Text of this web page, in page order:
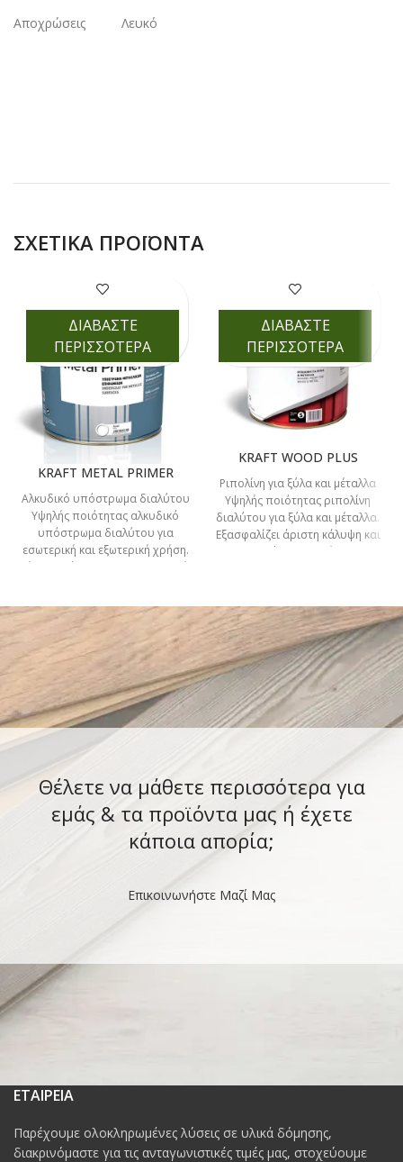
Αποχρώσεις Λευκό
ΣΧΕΤΙΚΆ ΠΡΟΪΌΝΤΑ
KRAFT METAL PRIMER
Αλκυδικό υπόστρωμα διαλύτου
Υψηλής ποιότητας αλκυδικό
υπόστρωμα διαλύτου για
εσωτερική και εξωτερική χρήση.
Είναι κατάλληλο για επαναβαφή
ΔΙΑΒΑΣΤΕ
ΠΕΡΙΣΣΟΤΕΡΑ
KRAFT WOOD PLUS
Ριπολίνη για ξύλα και μέταλλα
Υψηλής ποιότητας ριπολίνη
διαλύτου για ξύλα και μέταλλα.
Εξασφαλίζει άριστη κάλυψη και
λευκότητα και είναι
ΔΙΑΒΑΣΤΕ
ΠΕΡΙΣΣΟΤΕΡΑ
Θέλετε να μάθετε περισσότερα για
εμάς & τα προϊόντα μας ή έχετε
κάποια απορία;
Επικοινωνήστε Μαζί Μας
ΕΤΑΙΡΕΙΑ
Παρέχουμε ολοκληρωμένες λύσεις σε υλικά δόμησης,
διακρινόμαστε για τις ανταγωνιστικές τιμές μας, στοχεύουμε